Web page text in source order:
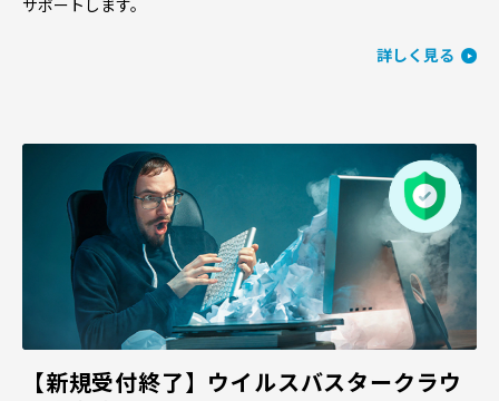
サポートします。
詳しく見る
【新規受付終了】ウイルスバスタークラウ